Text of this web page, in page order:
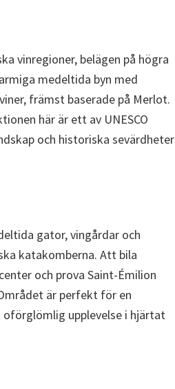
vinregioner, belägen på högra
medeltida byn med
främst baserade på Merlot.
här är ett av UNESCO
och historiska sevärdheter
gator, vingårdar och
katakomberna. Att bila
och prova Saint-Émilion
är perfekt för en
oförglömlig upplevelse i hjärtat